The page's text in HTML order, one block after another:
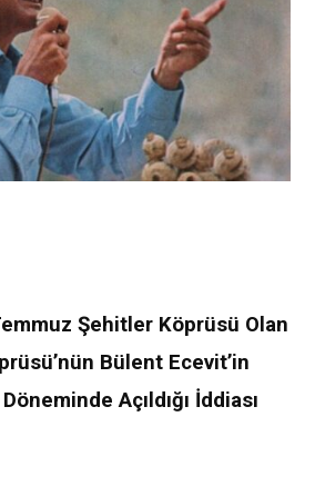
Şehitler Köprüsü Olan
Bülent Ecevit’in
Açıldığı İddiası